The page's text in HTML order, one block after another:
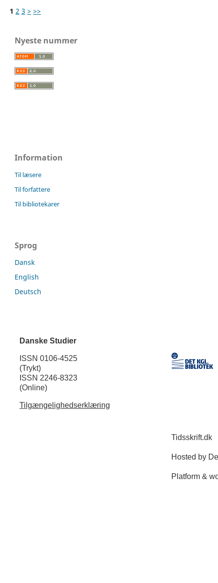
1 2 3 > >>
Nyeste nummer
Information
Til læsere
Til forfattere
Til bibliotekarer
Sprog
Dansk
English
Deutsch
Danske Studier
ISSN 0106-4525
(Trykt)
ISSN 2246-8323
(Online)
Tilgængelighedserklæring